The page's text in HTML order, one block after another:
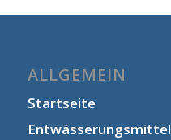
ALLGEMEIN
Startseite
Entwässerungsmittel